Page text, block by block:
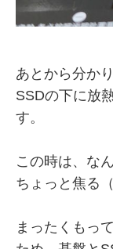
あとから分か
SSDの下に放
す。
この時は、な
ちょっと焦る（
まったくもっ